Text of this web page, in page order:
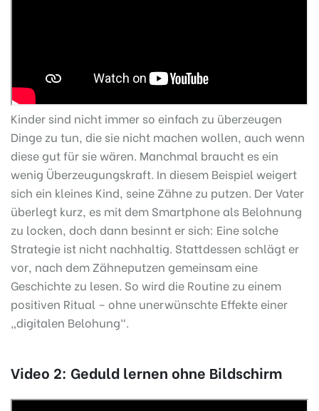
Kinder sind nicht immer so einfach zu überzeugen
Dinge zu tun, die sie nicht machen wollen, auch wenn
diese gut für sie wären. Manchmal braucht es ein
wenig Überzeugungskraft. In diesem Beispiel weigert
sich ein kleines Kind, seine Zähne zu putzen. Der Vater
überlegt kurz, es mit dem Smartphone als Belohnung
zu locken, doch dann besinnt er sich: Eine solche
Strategie ist nicht nachhaltig. Stattdessen schlägt er
vor, nach dem Zähneputzen gemeinsam eine
Geschichte zu lesen. So wird die Routine zu einem
positiven Ritual – ohne unerwünschte Effekte einer
„digitalen Belohung“.
Video 2: Geduld lernen ohne Bildschirm